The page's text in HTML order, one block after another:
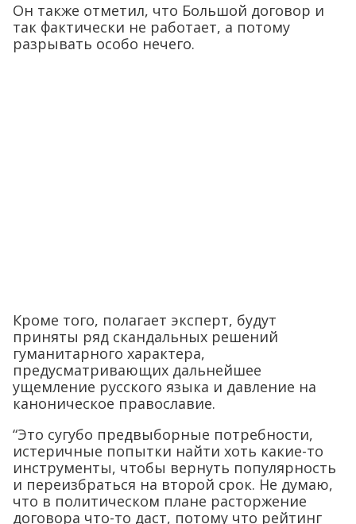
Он также отметил, что Большой договор и
так фактически не работает, а потому
разрывать особо нечего.
Кроме того, полагает эксперт, будут
приняты ряд скандальных решений
гуманитарного характера,
предусматривающих дальнейшее
ущемление русского языка и давление на
каноническое православие.
“Это сугубо предвыборные потребности,
истеричные попытки найти хоть какие-то
инструменты, чтобы вернуть популярность
и переизбраться на второй срок. Не думаю,
что в политическом плане расторжение
договора что-то даст, потому что рейтинг